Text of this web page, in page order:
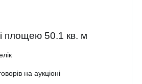
площею 50.1 кв. м
на аукціоні